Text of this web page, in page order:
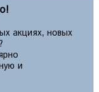
акциях, новых
и